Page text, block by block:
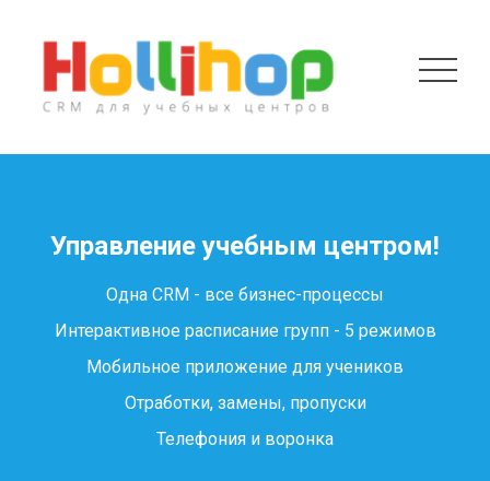
Управление учебным центром!
Одна CRM - все бизнес-процессы
Интерактивное расписание групп - 5 режимов
Мобильное приложение для учеников
Отработки, замены, пропуски
Телефония и воронка